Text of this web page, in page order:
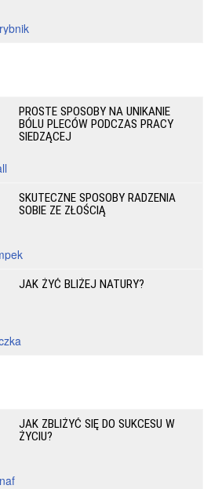
PROSTE SPOSOBY NA UNIKANIE
BÓLU PLECÓW PODCZAS PRACY
SIEDZĄCEJ
SKUTECZNE SPOSOBY RADZENIA
SOBIE ZE ZŁOŚCIĄ
JAK ŻYĆ BLIŻEJ NATURY?
JAK ZBLIŻYĆ SIĘ DO SUKCESU W
ŻYCIU?